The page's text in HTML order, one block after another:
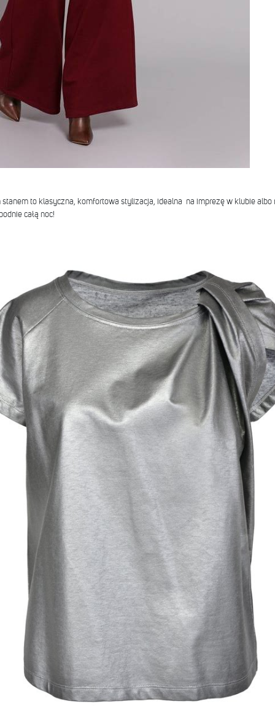
to klasyczna, komfortowa stylizacja, idealna na imprezę w klubie albo
całą noc!